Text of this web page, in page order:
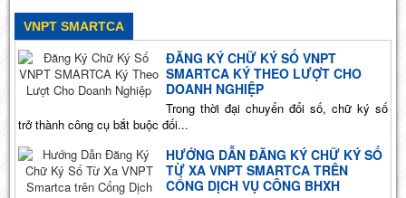
VNPT SMARTCA
ĐĂNG KÝ CHỮ KÝ SỐ VNPT
SMARTCA KÝ THEO LƯỢT CHO
DOANH NGHIỆP
Trong thời đại chuyển đổi số, chữ ký số
trở thành công cụ bắt buộc đối...
HƯỚNG DẪN ĐĂNG KÝ CHỮ KÝ SỐ
TỪ XA VNPT SMARTCA TRÊN
CỔNG DỊCH VỤ CÔNG BHXH